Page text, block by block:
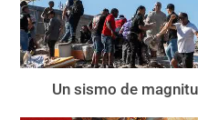
Un sismo de